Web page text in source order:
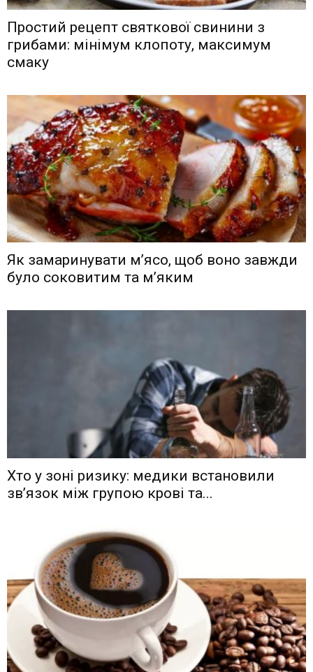
Простий рецепт святкової свинини з
грибами: мінімум клопоту, максимум
смаку
Як замаринувати м’ясо, щоб воно завжди
було соковитим та м’яким
Хто у зоні ризику: медики встановили
зв’язок між групою крові та...